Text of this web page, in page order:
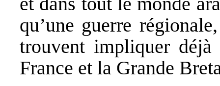
qu’une guerre
trouvent impliquer
France et la Grande